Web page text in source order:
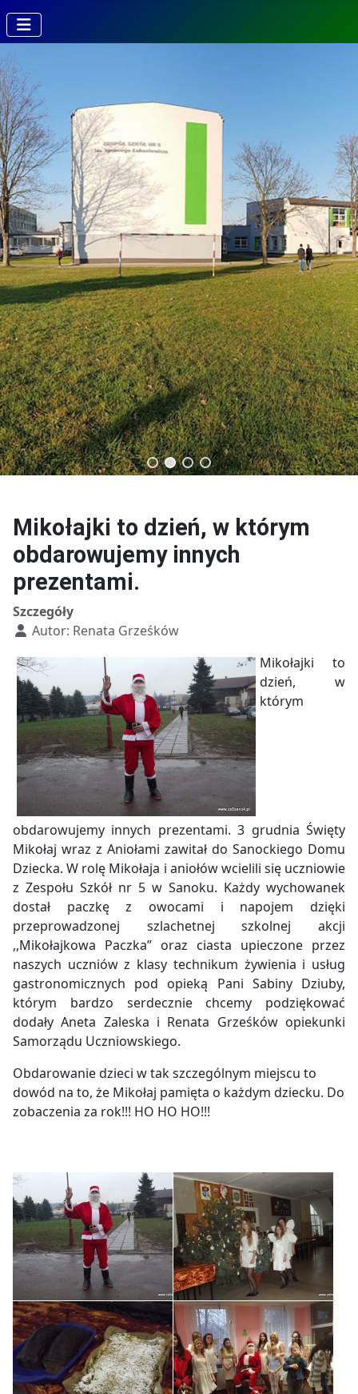
Kierunki w
Technikum
Technik fotografii i
multimediów
Technik budownictwa
Technik usług fryzjerskich
Mikołajki to dzień, w którym
obdarowujemy innych
prezentami.
Szczegóły
Autor: Renata Grześków
Mikołajki to
dzień, w
którym
obdarowujemy innych prezentami. 3 grudnia Święty
Mikołaj wraz z Aniołami zawitał do Sanockiego Domu
Dziecka. W rolę Mikołaja i aniołów wcielili się uczniowie
z Zespołu Szkół nr 5 w Sanoku. Każdy wychowanek
dostał paczkę z owocami i napojem dzięki
przeprowadzonej szlachetnej szkolnej akcji
,,Mikołajkowa Paczka” oraz ciasta upieczone przez
naszych uczniów z klasy technikum żywienia i usług
gastronomicznych pod opieką Pani Sabiny Dziuby,
którym bardzo serdecznie chcemy podziękować
dodały Aneta Zaleska i Renata Grześków opiekunki
Samorządu Uczniowskiego.
Obdarowanie dzieci w tak szczególnym miejscu to
dowód na to, że Mikołaj pamięta o każdym dziecku. Do
zobaczenia za rok!!! HO HO HO!!!